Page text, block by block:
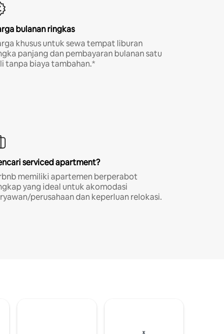
bulanan ringkas
khusus untuk sewa tempat liburan
panjang dan pembayaran bulanan satu
tanpa biaya tambahan.*
serviced apartment?
memiliki apartemen berperabot
yang ideal untuk akomodasi
perusahaan dan keperluan relokasi.